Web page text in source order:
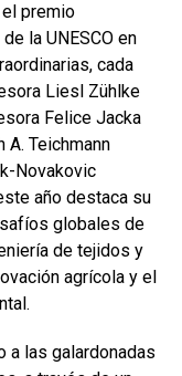
premio
la UNESCO en
cada
Liesl Zühlke
Felice Jacka
Teichmann
Novakovic
año destaca su
globales de
de tejidos y
agrícola y el
a las galardonadas